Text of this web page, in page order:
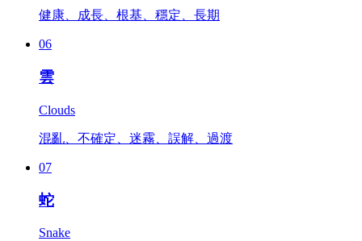
健康、成長、根基、穩定、長期
06
雲
Clouds
混亂、不確定、迷霧、誤解、過渡
07
蛇
Snake